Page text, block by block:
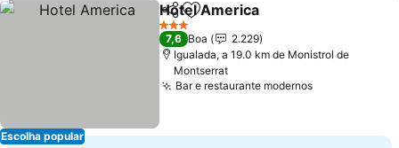
Escolha popular
PartilharAdicionar aos favoritos
Hotel America
3 Estrelas
7,6 Boa
2.229
Igualada, a 19.0 km de Monistrol de
Montserrat
Bar e restaurante modernos